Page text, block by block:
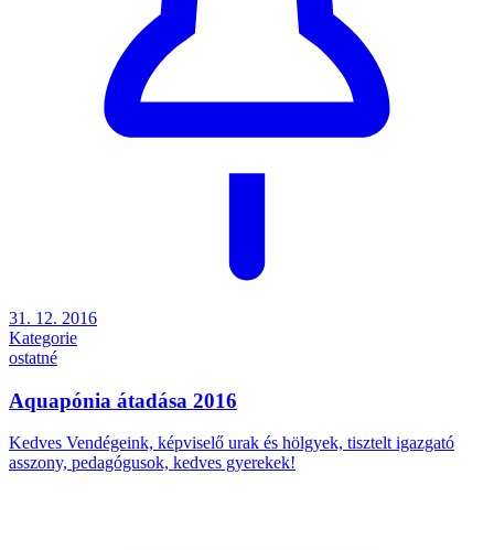
31. 12. 2016
Kategorie
ostatné
Aquapónia átadása 2016
Kedves Vendégeink, képviselő urak és hölgyek, tisztelt igazgató
asszony, pedagógusok, kedves gyerekek!